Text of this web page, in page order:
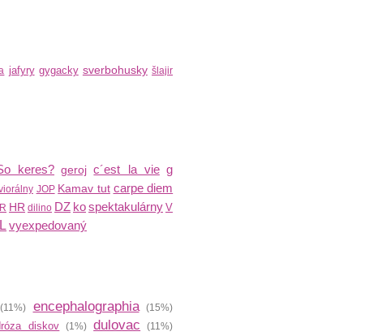
jafyry gygacky sverbohusky šlajir
keres? geroj c´est la vie g
JOP Kamav tut carpe diem
HR dilino DZ kospektakulárny V
L vyexpedovaný
encephalographia(15%)
diskov (1%)dulovac (11%)